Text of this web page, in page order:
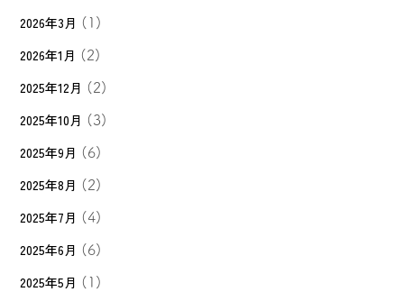
2026年3月 (1)
2026年1月 (2)
2025年12月 (2)
2025年10月 (3)
2025年9月 (6)
2025年8月 (2)
2025年7月 (4)
2025年6月 (6)
2025年5月 (1)